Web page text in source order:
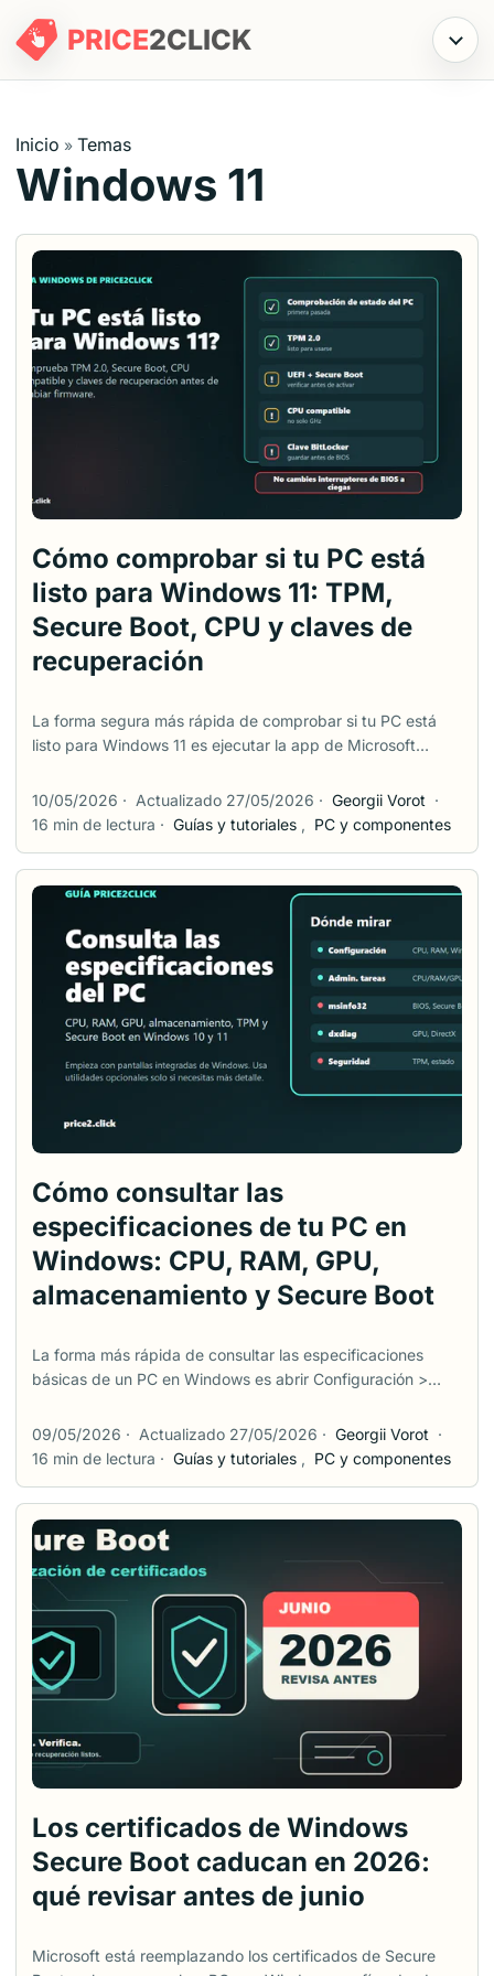
PRICE2CLICK Menú
Inicio » Temas
Windows 11
Cómo comprobar si tu PC está
listo para Windows 11: TPM,
Secure Boot, CPU y claves de
recuperación
La forma segura más rápida de comprobar si tu PC está
listo para Windows 11 es ejecutar la app de Microsoft
con dos pantallas integradas: tpm.msc para TPM 2.0 y
msinfo32 para Modo de BIOS y Estado de Secure Boot. La
actualización a Windows 11 empiezan cuando alguien ve
“TPM no encontrado” o “Secure Boot no compatible”, entra
en la BIOS, cambia varias opciones y descubre después
que el PC no arranca o que BitLocker pide una clave de
recuperación. Esta guía está pensada para ese fallo real.
Explica qué comprobar, qué significa cada resultado y qué
hacer después sin tratar cada PC antiguo como si fuera un
simple interruptor. ...
10/05/2026 · Actualizado 27/05/2026 · Georgii Vorot ·
16 min de lectura · Guías y tutoriales , PC y componentes
Cómo consultar las
especificaciones de tu PC en
Windows: CPU, RAM, GPU,
almacenamiento y Secure Boot
La forma más rápida de consultar las especificaciones
básicas de un PC en Windows es abrir Configuración >
la RAM instalada, el tipo de sistema y la versión de
Windows. Pero no responde todo. Si quieres saber si un
GPU y DirectX. Si quieres comprobar si el equipo está listo
para Windows 11, necesitas TPM, UEFI y Secure Boot. Si
estás pensando en ampliar RAM o SSD, necesitas otras
pistas. Esta guía empieza con las herramientas integradas
de Windows que permiten revisar esos datos sin cambiar
ajustes de BIOS solo para mirar. Al final también cubre
algunas utilidades gratuitas de terceros para casos en los
que Windows no muestra suficiente detalle. ...
09/05/2026 · Actualizado 27/05/2026 · Georgii Vorot ·
16 min de lectura · Guías y tutoriales , PC y componentes
Los certificados de Windows
Secure Boot caducan en 2026:
qué revisar antes de junio
Microsoft está reemplazando los certificados de Secure